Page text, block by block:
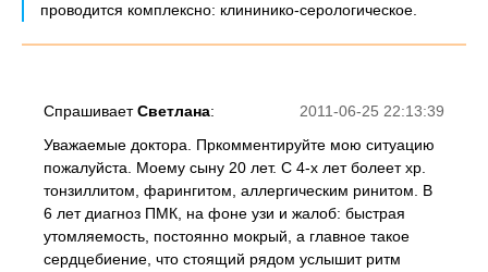
проводится комплексно: клининико-серологическое.
2011-06-25 22:13:39
СпрашиваетСветлана:
Уважаемые доктора. Пркомментируйте мою ситуацию
пожалуйста. Моему сыну 20 лет. С 4-х лет болеет хр.
тонзиллитом, фарингитом, аллергическим ринитом. В
6 лет диагноз ПМК, на фоне узи и жалоб: быстрая
утомляемость, постоянно мокрый, а главное такое
сердцебиение, что стоящий рядом услышит ритм